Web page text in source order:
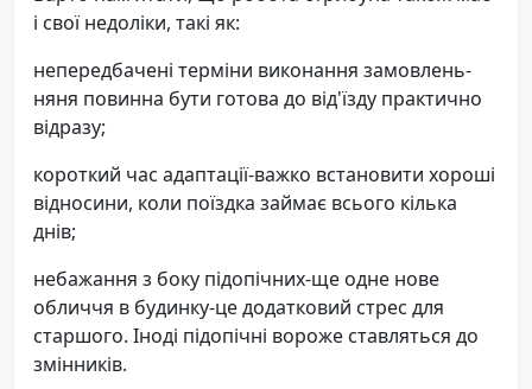
і свої недоліки, такі як:
непередбачені терміни виконання замовлень-
няня повинна бути готова до від'їзду практично
відразу;
короткий час адаптації-важко встановити хороші
відносини, коли поїздка займає всього кілька
днів;
небажання з боку підопічних-ще одне нове
обличчя в будинку-це додатковий стрес для
старшого. Іноді підопічні вороже ставляться до
змінників.